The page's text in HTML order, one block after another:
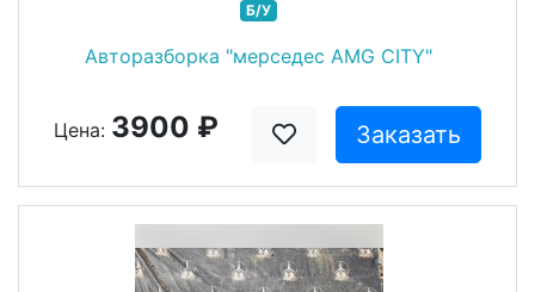
Б/У
Авторазборка "мерседес AMG CITY"
Цена: 3900 ₽ Заказать